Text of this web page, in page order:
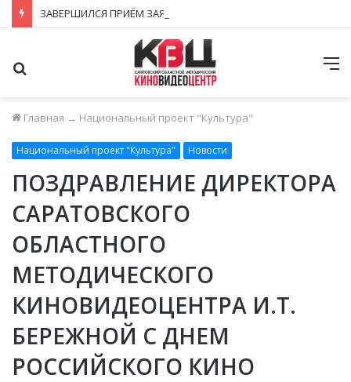
Главная → Национальный проект "Культура"
Национальный проект "Культура" Новости
ПОЗДРАВЛЕНИЕ ДИРЕКТОРА
САРАТОВСКОГО
ОБЛАСТНОГО
МЕТОДИЧЕСКОГО
КИНОВИДЕОЦЕНТРА И.Т.
БЕРЕЖНОЙ С ДНЕМ
РОССИЙСКОГО КИНО